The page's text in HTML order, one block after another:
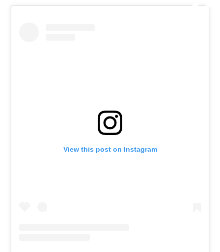
View this post on Instagram